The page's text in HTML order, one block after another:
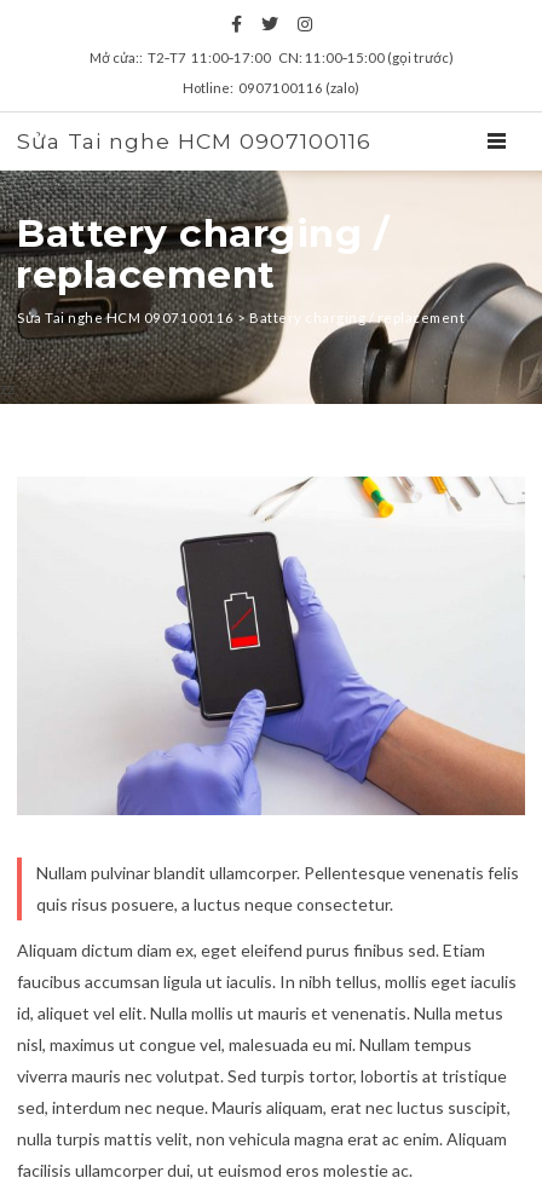
Mở cửa:: T2‑T7 11:00‑17:00 CN: 11:00‑15:00 (gọi trước)
Hotline: 0907100116 (zalo)
Sửa Tai nghe HCM 0907100116
Battery charging /
replacement
Sửa Tai nghe HCM 0907100116>Battery charging / replacement
zz
Nullam pulvinar blandit ullamcorper. Pellentesque venenatis felis
quis risus posuere, a luctus neque consectetur.
Aliquam dictum diam ex, eget eleifend purus finibus sed. Etiam
faucibus accumsan ligula ut iaculis. In nibh tellus, mollis eget iaculis
id, aliquet vel elit. Nulla mollis ut mauris et venenatis. Nulla metus
nisl, maximus ut congue vel, malesuada eu mi. Nullam tempus
viverra mauris nec volutpat. Sed turpis tortor, lobortis at tristique
sed, interdum nec neque. Mauris aliquam, erat nec luctus suscipit,
nulla turpis mattis velit, non vehicula magna erat ac enim. Aliquam
facilisis ullamcorper dui, ut euismod eros molestie ac.